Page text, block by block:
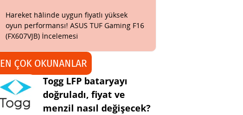
Hareket hâlinde uygun fiyatlı yüksek
oyun performansı! ASUS TUF Gaming F16
(FX607VJB) İncelemesi
EN ÇOK OKUNANLAR
Togg LFP bataryayı
doğruladı, fiyat ve
menzil nasıl değişecek?